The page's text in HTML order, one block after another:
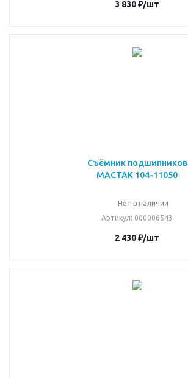
3 830₽/шт
Съёмник подшипников
МАСТАК 104-11050
Нет в наличии
Артикул: 000006543
2 430₽/шт